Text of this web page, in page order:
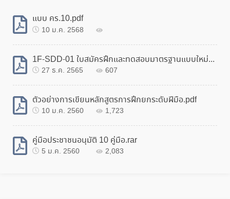
20
ธ.ค.
03
ธ.ค.
20
พ.ย.
13
05
พ.ย.
แบบ คร.10.pdf
10 ม.ค. 2568
1F-SDD-01 ใบสมัครฝึกและทดสอบมาตรฐานแบบใหม่New.pdf
27 ธ.ค. 2565 607
ตัวอย่างการเขียนหลักสูตรการฝึกยกระดับฝีมือ.pdf
10 ม.ค. 2560 1,723
คู่มือประชาชนอนุมัติ 10 คู่มือ.rar
5 ม.ค. 2560 2,083